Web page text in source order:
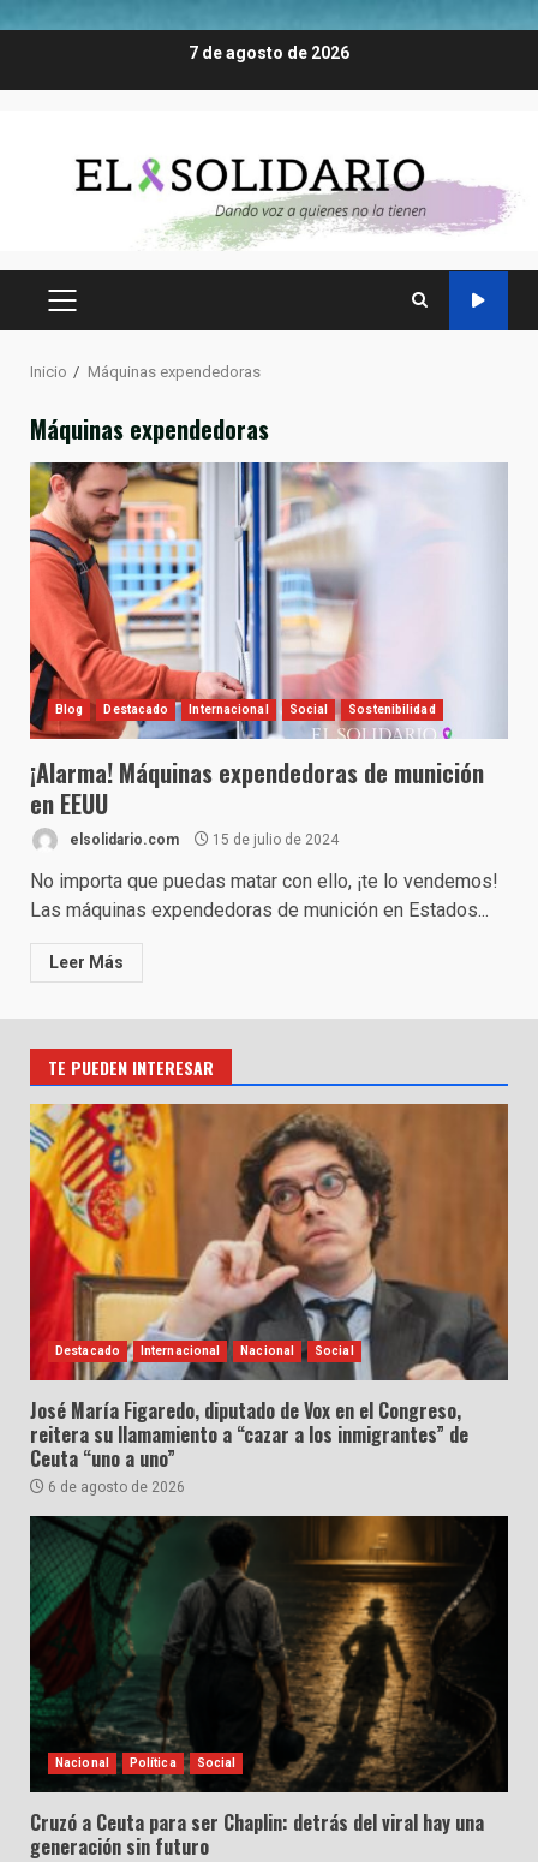
7 de agosto de 2026
MENÚ
Inicio Máquinas expendedoras
Máquinas expendedoras
Blog Destacado Internacional Social Sostenibilidad
¡Alarma! Máquinas expendedoras de munición
en EEUU
elsolidario.com 15 de julio de 2024
No importa que puedas matar con ello, ¡te lo vendemos!
Las máquinas expendedoras de munición en Estados...
Leer Más
TE PUEDEN INTERESAR
Destacado Internacional Nacional Social
José María Figaredo, diputado de Vox en el Congreso,
reitera su llamamiento a “cazar a los inmigrantes” de
Ceuta “uno a uno”
6 de agosto de 2026
Nacional Política Social
Cruzó a Ceuta para ser Chaplin: detrás del viral hay una
generación sin futuro